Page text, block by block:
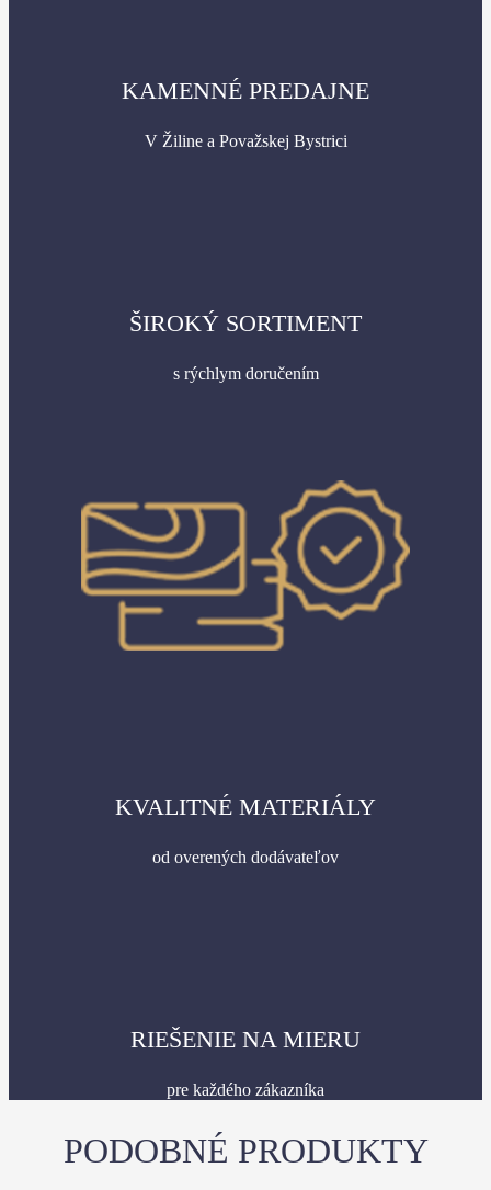
KAMENNÉ PREDAJNE
V Žiline a Považskej Bystrici
ŠIROKÝ SORTIMENT
s rýchlym doručením
KVALITNÉ MATERIÁLY
od overených dodávateľov
RIEŠENIE NA MIERU
pre každého zákazníka
PODOBNÉ PRODUKTY